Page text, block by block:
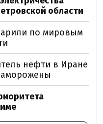
области
по мировым
нефти в Иране